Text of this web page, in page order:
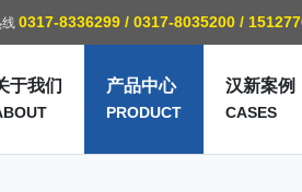
0317-8336299 / 0317-8035200 /
于我们 产品中心
PRODUCT
汉新案例
CASES